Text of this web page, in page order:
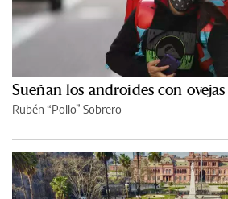
Sueñan los androides con
Rubén “Pollo” Sobrero